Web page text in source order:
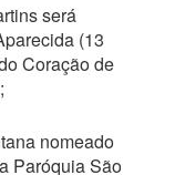
será
(13
Coração de
nomeado
Paróquia São